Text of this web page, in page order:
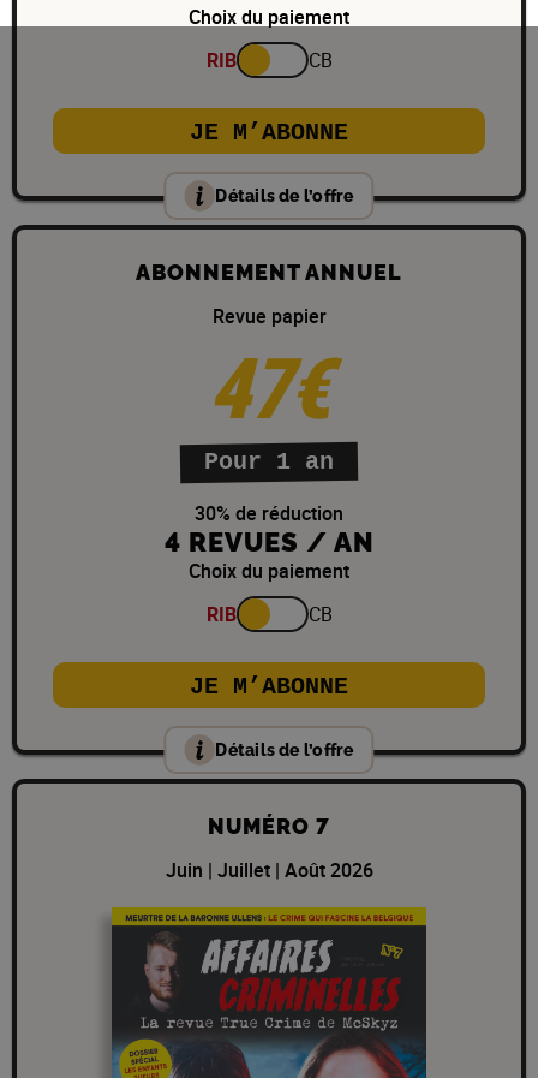
Choix du paiement
RIB
CB
JE M’ABONNE
Détails de l’offre
ABONNEMENT ANNUEL
Revue papier
47€
Pour 1 an
30% de réduction
4 REVUES / AN
Choix du paiement
RIB
CB
JE M’ABONNE
Détails de l’offre
NUMÉRO 7
Juin | Juillet | Août 2026